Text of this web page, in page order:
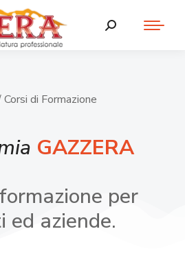
Corsi di Formazione
GAZZERA
per
ed aziende.